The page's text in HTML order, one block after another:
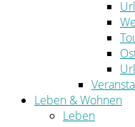
Leben & Wohnen
Leben